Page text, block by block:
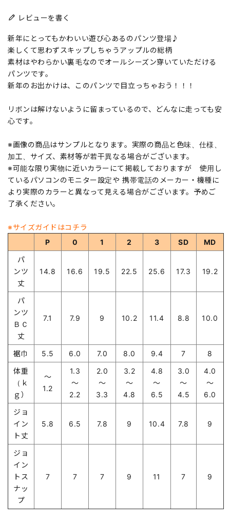
レビューを書く
新年にとってもかわいい遊び心あるのパンツ登場♪
楽しくて思わずスキップしちゃうアップルの総柄
素材はやわらかい裏毛なのでオールシーズン穿いていただける
パンツです。
新年のお出かけは、このパンツで目立っちゃおう！！！
リボンは解けないように留まっているので、どんなに走っても安
心です。
※画像の商品はサンプルとなります。実際の商品と色味、仕様、
加工、サイズ、素材等が若干異なる場合がございます。
※可能な限り実物に近いカラーにて掲載しておりますが 使用し
ているパソコンのモニター設定や 携帯電話のメーカー・機種に
より実際のカラーと異なって見える場合がございます。予めご
了承ください。
※サイズガイドはコチラ
P
0 1 2 3 SD
MD
パ
ンツ
丈
14.8 16.6 19.5 22.5 25.6 17.3 19.2
パ
ンツ
ＢＣ
丈
7.1 7.9 9 10.2 11.4 8.8 10.0
裾巾 5.5 6.0 7.0 8.0 9.4 7
8
体重
（ｋ
ｇ）
～
1.2
1.3
～
2.2
2.0
～
3.3
3.2
～
4.8
4.8
～
6.5
3.0
～
4.5
4.0
～
6.0
ジョ
イン
ト丈
5.8 6.5 7.8 9 10.4 7.8 9
ジョ
イン
トス
ナッ
プ
7 7 7 9 11 7 9